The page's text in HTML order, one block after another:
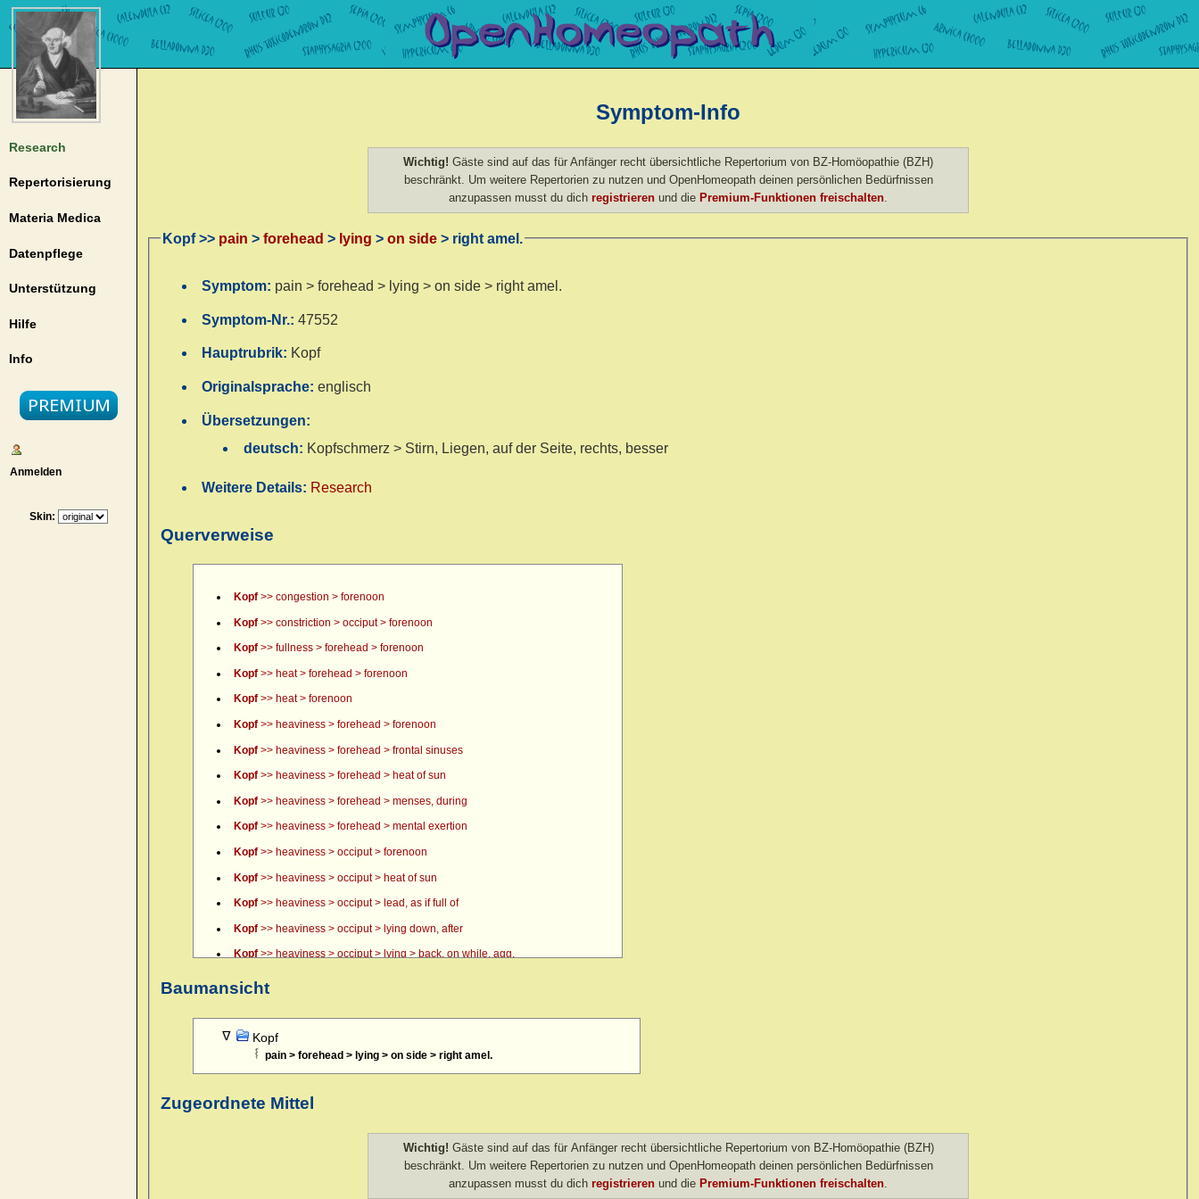
Research
Repertorisierung
Materia Medica
Datenpflege
Unterstützung
Hilfe
Info
Anmelden
Skin:
Symptom-Info
Wichtig! Gäste sind auf das für Anfänger recht übersichtliche Repertorium von BZ-Homöopathie (BZH)
beschränkt. Um weitere Repertorien zu nutzen und OpenHomeopath deinen persönlichen Bedürfnissen
anzupassen musst du dich registrieren und die Premium-Funktionen freischalten
Kopf >> pain > forehead > lying > on side > right amel.
Symptom: pain > forehead > lying > on side > right amel.
Symptom-Nr.:47552
Hauptrubrik: Kopf
Originalsprache:englisch
Übersetzungen:
deutsch: Kopfschmerz > Stirn, Liegen, auf der Seite, rechts, besser
Weitere Details: Research
Querverweise
Kopf>> congestion > forenoon
Kopf>> constriction > occiput > forenoon
Kopf>> fullness > forehead > forenoon
Kopf>> heat > forehead > forenoon
Kopf>> heat > forenoon
Kopf>> heaviness > forehead > forenoon
Kopf>> heaviness > forehead > frontal sinuses
Kopf>> heaviness > forehead > heat of sun
Kopf>> heaviness > forehead > menses, during
Kopf>> heaviness > forehead > mental exertion
Kopf>> heaviness > occiput > forenoon
Kopf>> heaviness > occiput > heat of sun
Kopf>> heaviness > occiput > lead, as if full of
Kopf>> heaviness > occiput > lying down, after
Kopf>> heaviness > occiput > lying > back, on while, agg.
Kopf
Kopf >> pain > boring > forehead > eyes, over > forenoon > 10 a.m.
Kopf>> pain > boring > forehead > eyes, over > forenoon > 11 a.m.
Kopf>> pain > boring > temples > forenoon
>> pain > boring > temples > heat agg.
>> pain > boring > temples > inward
Baumansicht
Kopf
pain > forehead > lying > on side > right amel.
Zugeordnete Mittel
Wichtig! Gäste sind auf das für Anfänger recht übersichtliche Repertorium von BZ-Homöopathie (BZH)
beschränkt. Um weitere Repertorien zu nutzen und OpenHomeopath deinen persönlichen Bedürfnissen
anzupassen musst du dich registrieren und die Premium-Funktionen freischalten